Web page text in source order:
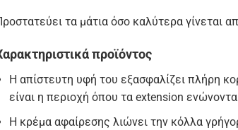
τα μάτια όσο καλύτερα γίνεται
προϊόντος
Η απίστευτη υφή του εξασφαλίζει πλήρη
είναι η περιοχή όπου τα extension
Η κρέμα αφαίρεσης λιώνει την κόλλα